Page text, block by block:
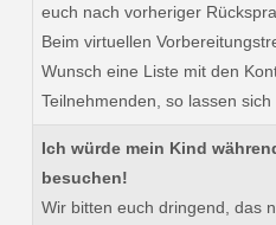
euch nach vorheriger
Beim virtuellen
Wunsch eine Liste mit den
Teilnehmenden, so lassen
Ich würde mein Kind
besuchen!
Wir bitten euch dringend, das